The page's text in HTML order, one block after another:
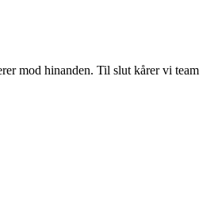
mod hinanden. Til slut kårer vi team